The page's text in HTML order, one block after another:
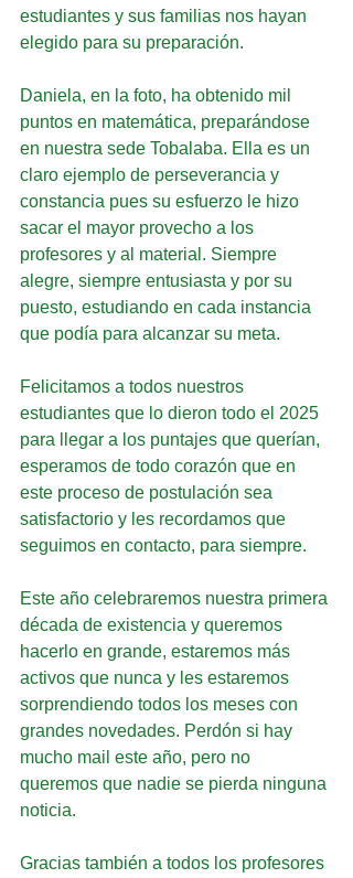
estudiantes y sus familias nos hayan
elegido para su preparación.
Daniela, en la foto, ha obtenido mil
puntos en matemática, preparándose
en nuestra sede Tobalaba. Ella es un
claro ejemplo de perseverancia y
constancia pues su esfuerzo le hizo
sacar el mayor provecho a los
profesores y al material. Siempre
alegre, siempre entusiasta y por su
puesto, estudiando en cada instancia
que podía para alcanzar su meta.
Felicitamos a todos nuestros
estudiantes que lo dieron todo el 2025
para llegar a los puntajes que querían,
esperamos de todo corazón que en
este proceso de postulación sea
satisfactorio y les recordamos que
seguimos en contacto, para siempre.
Este año celebraremos nuestra primera
década de existencia y queremos
hacerlo en grande, estaremos más
activos que nunca y les estaremos
sorprendiendo todos los meses con
grandes novedades. Perdón si hay
mucho mail este año, pero no
queremos que nadie se pierda ninguna
noticia.
Gracias también a todos los profesores